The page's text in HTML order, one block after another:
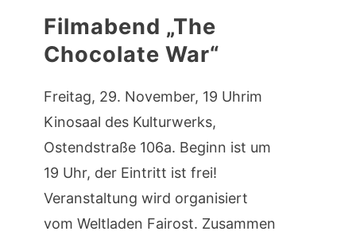
Filmabend „The
Chocolate War“
Freitag, 29. November, 19 Uhrim
Kinosaal des Kulturwerks,
Ostendstraße 106a. Beginn ist um
19 Uhr, der Eintritt ist frei!
Veranstaltung wird organisiert
vom Weltladen Fairost. Zusammen